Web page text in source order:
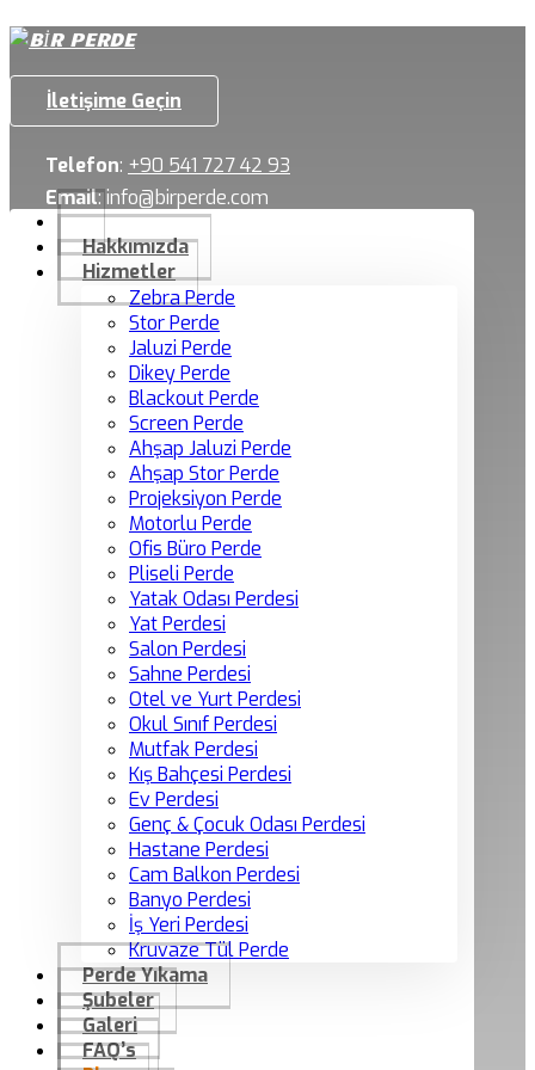
İletişime Geçin
Telefon: +90 541 727 42 93
Email:info@birperde.com
Hakkımızda
Hizmetler
Zebra Perde
Stor Perde
Jaluzi Perde
Dikey Perde
Blackout Perde
Screen Perde
Ahşap Jaluzi Perde
Ahşap Stor Perde
Projeksiyon Perde
Motorlu Perde
Ofis Büro Perde
Pliseli Perde
Yatak Odası Perdesi
Yat Perdesi
Salon Perdesi
Sahne Perdesi
Otel ve Yurt Perdesi
Okul Sınıf Perdesi
Mutfak Perdesi
Kış Bahçesi Perdesi
Ev Perdesi
Genç & Çocuk Odası Perdesi
Hastane Perdesi
Cam Balkon Perdesi
Banyo Perdesi
İş Yeri Perdesi
Kruvaze Tül Perde
Perde Yıkama
Şubeler
Galeri
FAQ’s